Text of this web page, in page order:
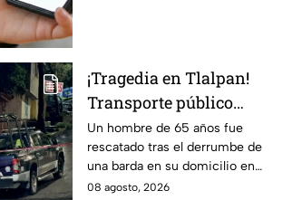
¡Tragedia en Tlalpan!
Transporte público
arrolla, mata a un
hombre y huye
Un hombre de 65 años fue
rescatado tras el derrumbe de
una barda en su domicilio en
Tlalpan, provocado por las
08 agosto, 2026